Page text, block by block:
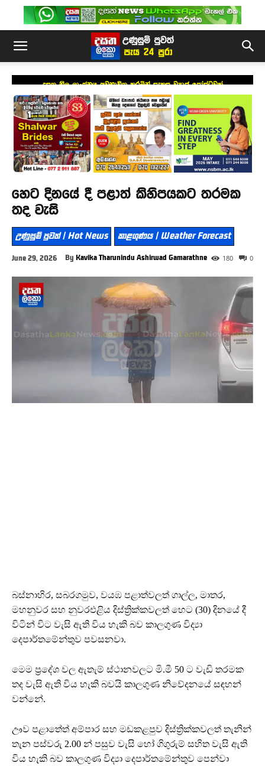
දසත නිල ලාංඡනය අවභාවිත කරමින් සැකසූ ව්‍යාජ පෝස්ටුවක්
හෙට දිනයේ දී පළාත් කිහිපයකට තරමක
තද වැසි
උණුසුම් පුවත් | Hot News කාළගුණය | Weather Forecast
June 29, 2026 By Kavika Tharunindu Ashirwad Gamarathne 0
180
බස්නාහිර, සබරගමුව, වයඹ පළාත්වලත් ගාල්ල, මාතර,
මහනුවර සහ නුවරඑළිය දිස්ත්‍රික්කවලත් හෙට (30) දිනයේ දී
විටින් විට වැසි ඇති විය හැකි බව කාලගුණ විද්‍යා
දෙපාර්තමේන්තුව පවසනවා.
මෙම ප්‍රදේශ වල ඇතැම් ස්ථානවලට මි.මී 50 ට වැඩි තරමක
තද වැසි ඇති විය හැකි බවයි කාලගුණ නිවේදනයේ සඳහන්
වන්නේ.
ඌව පළාතේත් අම්පාර සහ මඩකළපුව දිස්ත්‍රික්කවලත් තැනින්
තැන පස්වරු 2.00 න් පසුව වැසි හෝ ගිගුරුම් සහිත වැසි ඇති
විය හැකි බව කාලගුණ විද්‍යා දෙපාර්තමේන්තුව පෙන්වා